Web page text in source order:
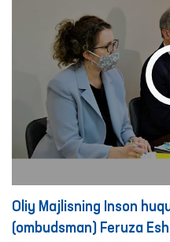
Oliy Majlisning Inson
(ombudsman) Feruza